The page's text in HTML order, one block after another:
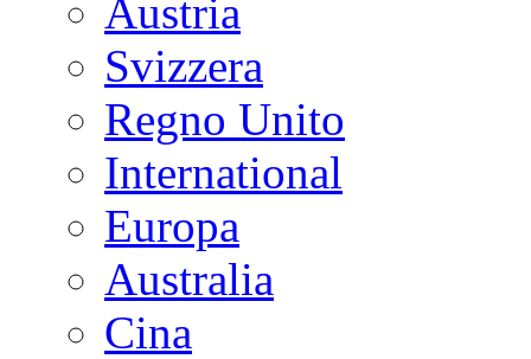
Austria
Svizzera
Regno Unito
International
Europa
Australia
Cina